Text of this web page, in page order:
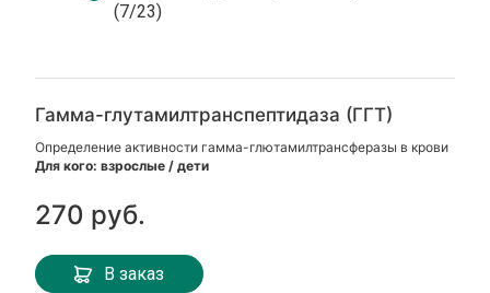
(7/23)
Гамма-глутамилтранспептидаза (ГГТ)
Определение активности гамма-глютамилтрансферазы в крови
Для кого: взрослые / дети
270 руб.
В заказ